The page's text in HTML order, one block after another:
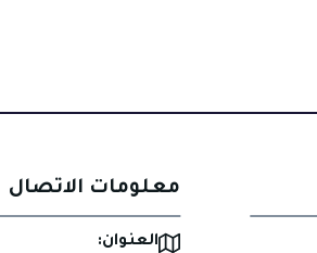
معلومات الاتصال
العنوان: